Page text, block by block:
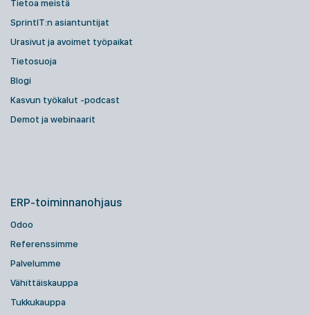
Tietoa meistä
SprintIT:n asiantuntijat
Urasivut ja avoimet työpaikat
Tietosuoja
Blogi
Kasvun työkalut -podcast
Demot ja webinaarit
ERP-toiminnanohjaus
Odoo
Referenssimme
Palvelumme
Vähittäiskauppa
Tukkukauppa